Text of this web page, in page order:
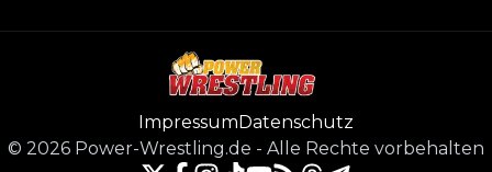
ImpressumDatenschutz
© 2026 Power-Wrestling.de - Alle Rechte vorbehalten